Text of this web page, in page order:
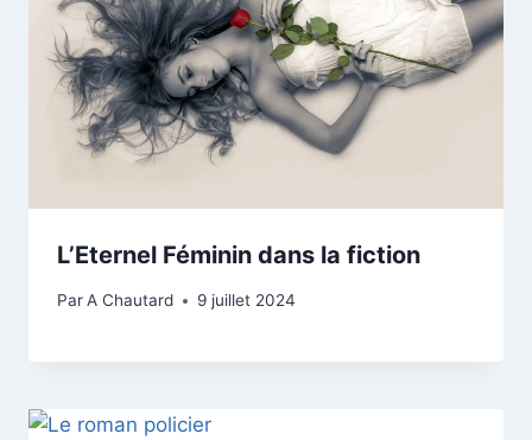
L’Eternel Féminin dans la fiction
ParA Chautard 9 juillet 2024